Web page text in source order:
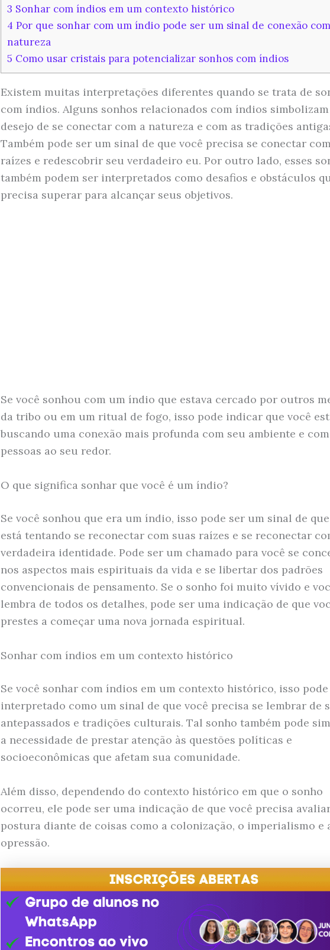
3 Sonhar com índios em um contexto histórico
4 Por que sonhar com um índio pode ser um sinal de conexão
natureza
5 Como usar cristais para potencializar sonhos com índios
Existem muitas interpretações diferentes quando se trata de
com índios. Alguns sonhos relacionados com índios
desejo de se conectar com a natureza e com as tradições
Também pode ser um sinal de que você precisa se conectar
raízes e redescobrir seu verdadeiro eu. Por outro lado, esses
também podem ser interpretados como desafios e obstáculos
precisa superar para alcançar seus objetivos.
Se você sonhou com um índio que estava cercado por outros
da tribo ou em um ritual de fogo, isso pode indicar que você
buscando uma conexão mais profunda com seu ambiente e
pessoas ao seu redor.
O que significa sonhar que você é um índio?
Se você sonhou que era um índio, isso pode ser um sinal de
está tentando se reconectar com suas raízes e se reconectar
verdadeira identidade. Pode ser um chamado para você se
nos aspectos mais espirituais da vida e se libertar dos padrões
convencionais de pensamento. Se o sonho foi muito vívido e
lembra de todos os detalhes, pode ser uma indicação de que
prestes a começar uma nova jornada espiritual.
Sonhar com índios em um contexto histórico
Se você sonhar com índios em um contexto histórico, isso
interpretado como um sinal de que você precisa se lembrar de
antepassados e tradições culturais. Tal sonho também pode
a necessidade de prestar atenção às questões políticas e
socioeconômicas que afetam sua comunidade.
Além disso, dependendo do contexto histórico em que o sonho
ocorreu, ele pode ser uma indicação de que você precisa
postura diante de coisas como a colonização, o imperialismo e
opressão.